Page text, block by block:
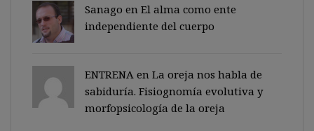
Sanago en El alma como ente
independiente del cuerpo
ENTRENA en La oreja nos habla de
sabiduría. Fisiognomía evolutiva y
morfopsicología de la oreja